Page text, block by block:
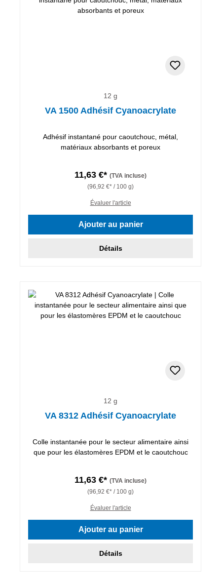
12 g
VA 1500 Adhésif Cyanoacrylate
Adhésif instantané pour caoutchouc, métal,
matériaux absorbants et poreux
11,63 €* (TVA incluse)
(96,92 €* / 100 g)
Évaluer l'article
Ajouter au panier
Détails
12 g
VA 8312 Adhésif Cyanoacrylate
Colle instantanée pour le secteur alimentaire ainsi
que pour les élastomères EPDM et le caoutchouc
11,63 €* (TVA incluse)
(96,92 €* / 100 g)
Évaluer l'article
Ajouter au panier
Détails